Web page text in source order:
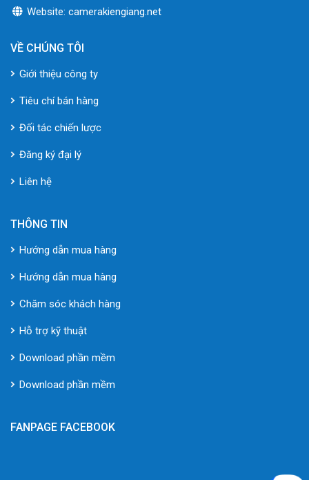
Website: camerakiengiang.net
VỀ CHÚNG TÔI
Giới thiệu công ty
Tiêu chí bán hàng
Đối tác chiến lược
Đăng ký đại lý
Liên hệ
THÔNG TIN
Hướng dẫn mua hàng
Hướng dẫn mua hàng
Chăm sóc khách hàng
Hỗ trợ kỹ thuật
Download phần mềm
Download phần mềm
FANPAGE FACEBOOK